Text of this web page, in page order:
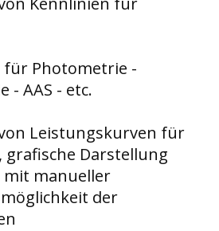
für Photometrie -
- AAS - etc.
Leistungskurven für
grafische Darstellung
mit manueller
der